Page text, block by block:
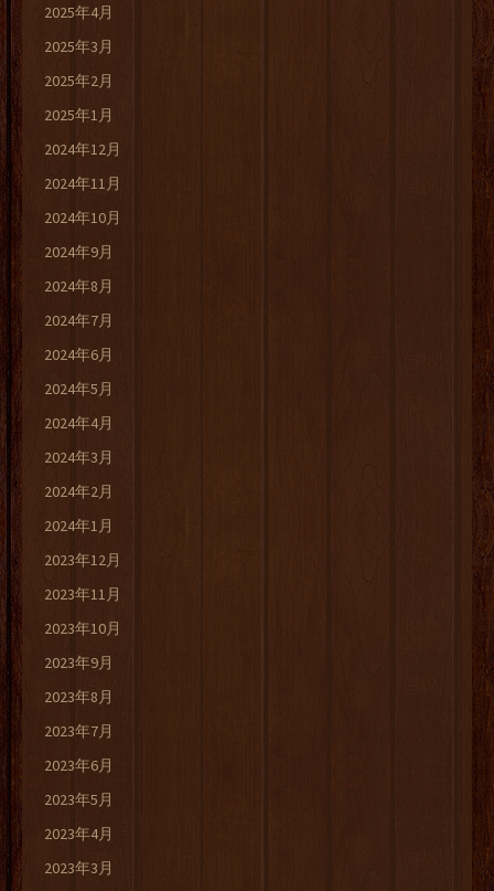
2025年4月
2025年3月
2025年2月
2025年1月
2024年12月
2024年11月
2024年10月
2024年9月
2024年8月
2024年7月
2024年6月
2024年5月
2024年4月
2024年3月
2024年2月
2024年1月
2023年12月
2023年11月
2023年10月
2023年9月
2023年8月
2023年7月
2023年6月
2023年5月
2023年4月
2023年3月